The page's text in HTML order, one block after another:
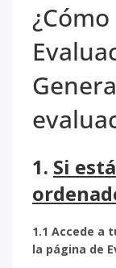
1. Si
1.1 Accede a
la página de